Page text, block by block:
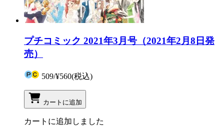
プチコミック 2021年3月号（2021年2月8日発
売）
509/¥560(税込)
カートに追加
カートに追加しました